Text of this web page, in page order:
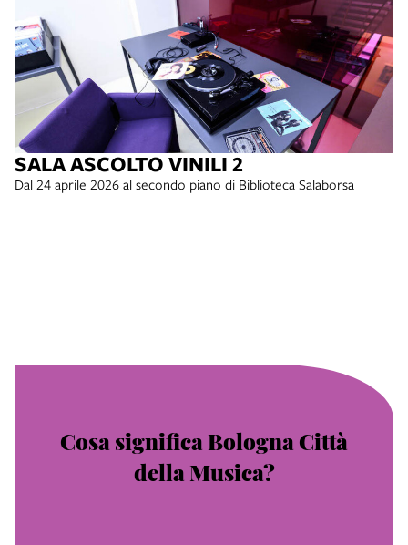
SALA ASCOLTO VINILI 2
Dal 24 aprile 2026 al secondo piano di Biblioteca Salaborsa
Cosa significa Bologna Città
della Musica?